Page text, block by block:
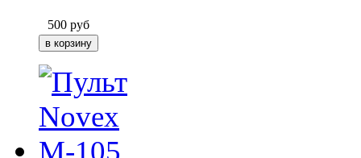
500 руб